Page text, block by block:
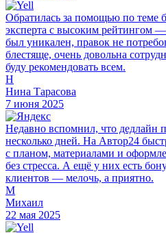
Обратилась за помощью по теме
эксперта с высоким рейтингом —
был уникален, правок не
блестяще, очень довольна
буду рекомендовать всем.
Н
Нина Тарасова
7 июня 2025
Недавно вспомнил, что дедлайн
несколько дней. На Автор24
с планом, материалами и
без стресса. А ещё у них есть
клиентов — мелочь, а приятно.
М
Михаил
22 мая 2025